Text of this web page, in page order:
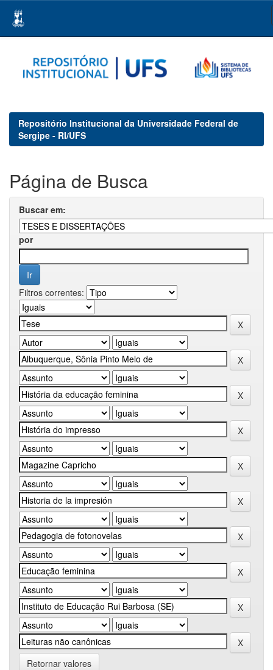
navigation
Repositório Institucional da Universidade Federal de
Sergipe - RI/UFS
Página de Busca
Buscar em:
por
Filtros correntes:
Retornar valores